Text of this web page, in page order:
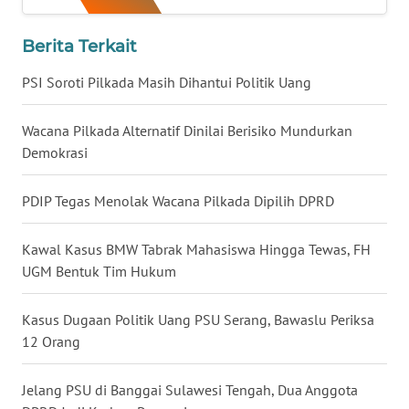
Berita Terkait
PSI Soroti Pilkada Masih Dihantui Politik Uang
Wacana Pilkada Alternatif Dinilai Berisiko Mundurkan
Demokrasi
PDIP Tegas Menolak Wacana Pilkada Dipilih DPRD
Kawal Kasus BMW Tabrak Mahasiswa Hingga Tewas, FH
UGM Bentuk Tim Hukum
Kasus Dugaan Politik Uang PSU Serang, Bawaslu Periksa
12 Orang
Jelang PSU di Banggai Sulawesi Tengah, Dua Anggota
WN
NUSANTARA
JOGJA
WN
JATIM
WN
BALI
WN